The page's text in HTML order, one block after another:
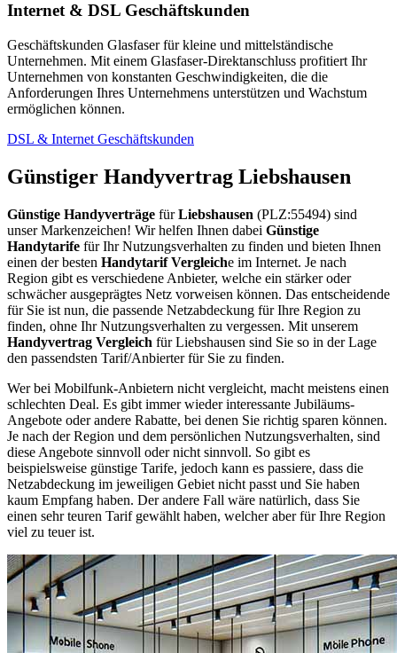
Internet & DSL Geschäftskunden
Geschäftskunden Glasfaser für kleine und mittelständische
Unternehmen. Mit einem Glasfaser-Direktanschluss profitiert Ihr
Unternehmen von konstanten Geschwindigkeiten, die die
Anforderungen Ihres Unternehmens unterstützen und Wachstum
ermöglichen können.
DSL & Internet Geschäftskunden
Günstiger Handyvertrag Liebshausen
Günstige Handyverträge fürLiebshausen (PLZ:55494) sind
unser Markenzeichen! Wir helfen Ihnen dabei Günstige
Handytarife für Ihr Nutzungsverhalten zu finden und bieten Ihnen
einen der besten Handytarif Vergleiche im Internet. Je nach
Region gibt es verschiedene Anbieter, welche ein stärker oder
schwächer ausgeprägtes Netz vorweisen können. Das entscheidende
für Sie ist nun, die passende Netzabdeckung für Ihre Region zu
finden, ohne Ihr Nutzungsverhalten zu vergessen. Mit unserem
Handyvertrag Vergleich für Liebshausen sind Sie so in der Lage
den passendsten Tarif/Anbierter für Sie zu finden.
Wer bei Mobilfunk-Anbietern nicht vergleicht, macht meistens einen
schlechten Deal. Es gibt immer wieder interessante Jubiläums-
Angebote oder andere Rabatte, bei denen Sie richtig sparen können.
Je nach der Region und dem persönlichen Nutzungsverhalten, sind
diese Angebote sinnvoll oder nicht sinnvoll. So gibt es
beispielsweise günstige Tarife, jedoch kann es passiere, dass die
Netzabdeckung im jeweiligen Gebiet nicht passt und Sie haben
kaum Empfang haben. Der andere Fall wäre natürlich, dass Sie
einen sehr teuren Tarif gewählt haben, welcher aber für Ihre Region
viel zu teuer ist.